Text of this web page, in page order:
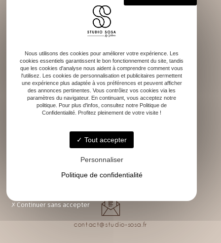
Conseils décoration
Mes réalisations
Contact
Lundi - Vendredi : 9h - 18h
contact@studio-sosa.fr
Nous utilisons des cookies pour améliorer votre expérience. Les
cookies essentiels garantissent le bon fonctionnement du site, tandis
que les cookies d'analyse nous aident à comprendre comment vous
l'utilisez. Les cookies de personnalisation et publicitaires permettent
une expérience plus adaptée à vos préférences et peuvent afficher
des annonces pertinentes. Vous contrôlez vos cookies via les
paramètres du navigateur. En continuant, vous acceptez notre
politique. Pour plus d'infos, consultez notre Politique de
Confidentialité. Profitez pleinement de votre visite !
Tout accepter
Personnaliser
Politique de confidentialité
Continuer sans accepter